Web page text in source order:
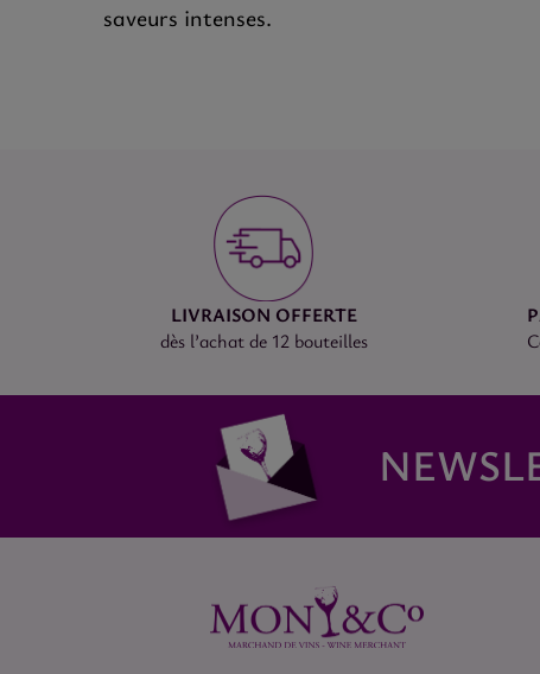
saveurs intenses.
LIVRAISON OFFERTE
dès l’achat de 12 bouteilles